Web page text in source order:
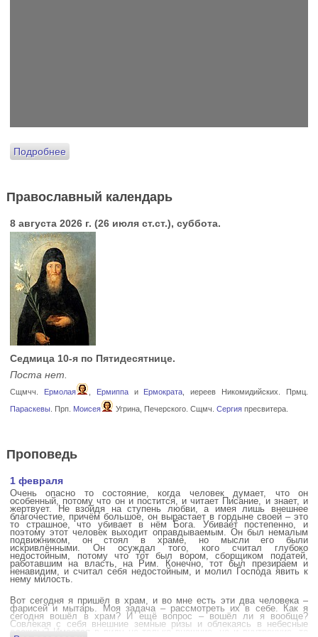
Подробнее
Православный календарь
8 августа 2026 г. (26 июля ст.ст.), суббота.
Седмица 10-я по Пятидесятнице.
Поста нет.
Сщмчч. Ермолая Ермиппаи Ермократа , иереев Никомидийских. Прмц.
Параскевы. Прп. Моисея Угрина, Печерского. Сщмч. Сергияпресвитера.
Проповедь
1 февраля
Очень опасно то состояние, когда человек думает, что он
особенный, потому что он и постится, и читает Писание, и знает, и
жертвует. Не взойдя на ступень любви, а имея лишь внешнее
благочестие, причём большое, он вырастает в гордыне своей – это
то страшное, что убивает в нём Бога. Убивает постепенно, и
поэтому этот человек выходит оправдываемым. Он был немалым
подвижником, он стоял в храме, но мысли его были
искривлёнными. Он осуждал того, кого считал глубоко
недостойным, потому что тот был вором, сборщиком податей,
работавшим на власть, на Рим. Конечно, тот был презираем и
ненавидим, и считал себя недостойным, и молил Господа явить к
нему милость.
Вот сегодня я пришёл в храм, и во мне есть эти два человека –
фарисей и мытарь. Моя задача – рассмотреть их в себе. Как я
сегодня вошёл в храм? И ещё вопрос – вошёл ли я вообще?
Совлекая с себя внешние земные ризы и облекаясь в небесные
одежды? Имеется в виду не только внешние, но и внутренние, то